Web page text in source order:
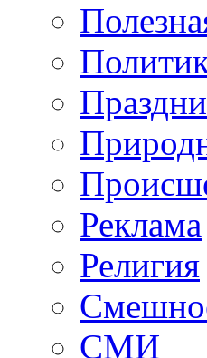
Реклама
Религия
СМИ